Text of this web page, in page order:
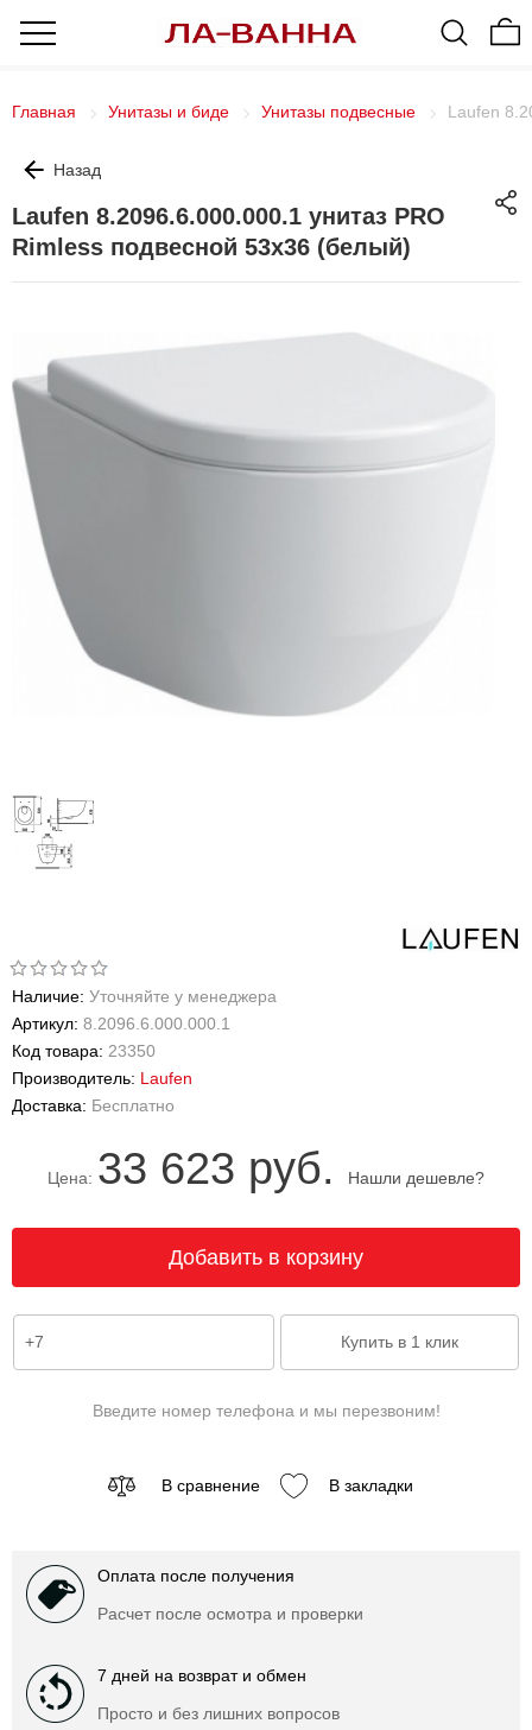
Главная Унитазы и биде Унитазы подвесные Laufen
Назад
Laufen 8.2096.6.000.000.1 унитаз PRO
Rimless подвесной 53х36 (белый)
Наличие: Уточняйте у менеджера
Артикул: 8.2096.6.000.000.1
Код товара: 23350
Производитель: Laufen
Доставка: Бесплатно
Цена: 33 623 руб. Нашли дешевле?
Введите номер телефона и мы перезвоним!
В сравнение В закладки
Оплата после получения
Расчет после осмотра и проверки
7 дней на возврат и обмен
Просто и без лишних вопросов